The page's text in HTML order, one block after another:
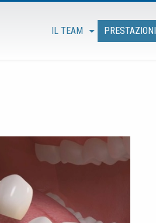
IL TEAM PRESTAZIONI